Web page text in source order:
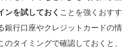
ンを試しておく ことを強くおすす
銀行口座やクレジットカードの情
タイミングで確認しておくと、